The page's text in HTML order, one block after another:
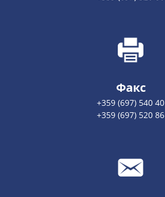
Факс
+359 (697) 540 40
+359 (697) 520 86